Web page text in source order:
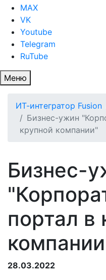
MAX
VK
Youtube
Telegram
RuTube
Меню
ИТ-интегратор Fusion
Бизнес-ужин
крупной компании"
Бизнес-
портал в
28.03.2022